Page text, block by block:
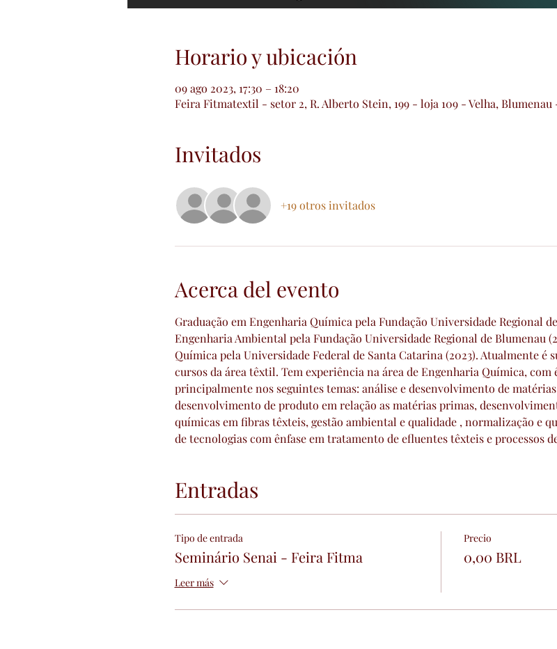
Horario y ubicación
09 ago 2023, 17:30 – 18:20
Feira Fitmatextil - setor 2, R. Alberto Stein, 199 - loja 109 - Velha, Blumenau
Invitados
+19 otros invitados
Acerca del evento
Graduação em Engenharia Química pela Fundação Universidade Regional
Engenharia Ambiental pela Fundação Universidade Regional de Blumenau
Química pela Universidade Federal de Santa Catarina (2023). Atualmente é
cursos da área têxtil. Tem experiência na área de Engenharia Química,
principalmente nos seguintes temas: análise e desenvolvimento de
desenvolvimento de produto em relação as matérias primas,
químicas em fibras têxteis, gestão ambiental e qualidade , normalização e
de tecnologias com ênfase em tratamento de efluentes têxteis e processos
Entradas
Tipo de entrada
Seminário Senai - Feira Fitma
Leer más
Precio
0,00 BRL